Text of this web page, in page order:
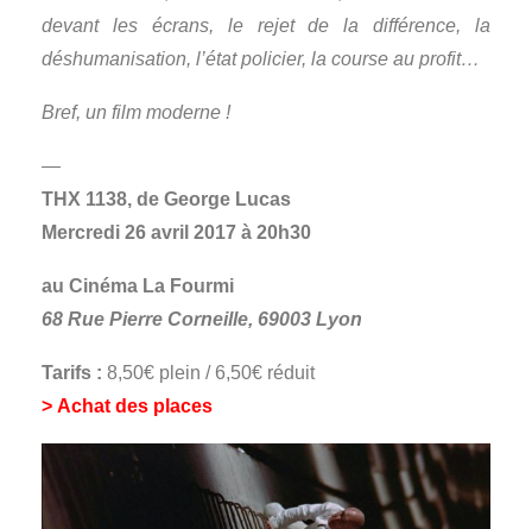
devant les écrans, le rejet de la différence, la
déshumanisation, l’état policier, la course au profit…
Bref, un film moderne !
—
THX 1138, de George Lucas
Mercredi 26 avril 2017 à 20h30
au Cinéma La Fourmi
68 Rue Pierre Corneille, 69003 Lyon
Tarifs : 8,50€ plein / 6,50€ réduit
> Achat des places